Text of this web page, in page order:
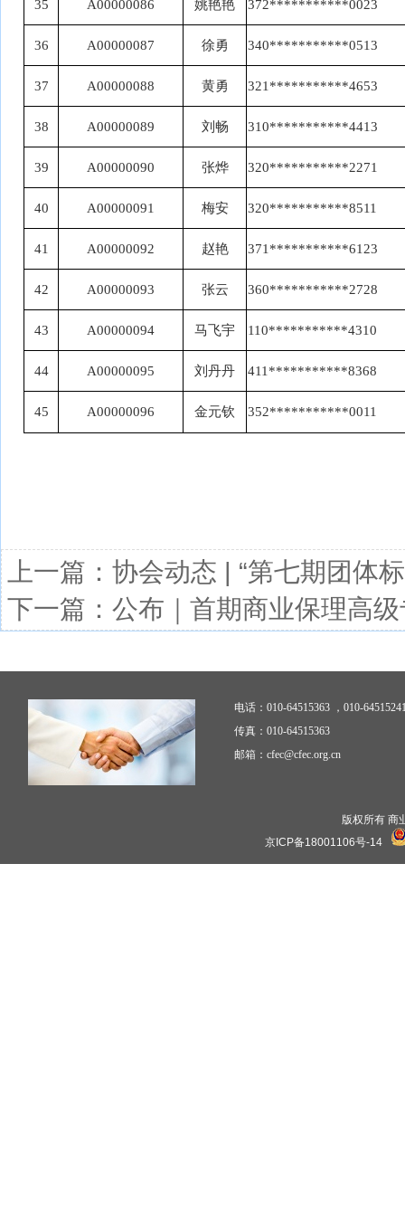
35 A00000086 姚艳艳 372***********0023
36 A00000087 徐勇 340***********0513
37 A00000088 黄勇 321***********4653
38 A00000089 刘畅 310***********4413
39 A00000090 张烨 320***********2271
40 A00000091 梅安 320***********8511
41 A00000092 赵艳 371***********6123
42 A00000093 张云 360***********2728
43 A00000094 马飞宇 110***********4310
44 A00000095 刘丹丹 411***********8368
45 A00000096 金元钦 352***********0011
上一篇： 协会动态 | “第七期团体
下一篇： 公布｜首期商业保理高
电话：010-64515363 ，010-
传真：010-64515363
邮箱：cfec@cfec.org.cn
版权所有 商
京ICP备18001106号-14